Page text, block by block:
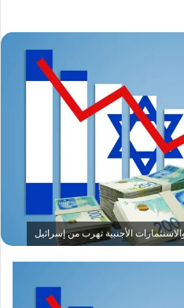
الأجنبية تهرب من إسرائيل